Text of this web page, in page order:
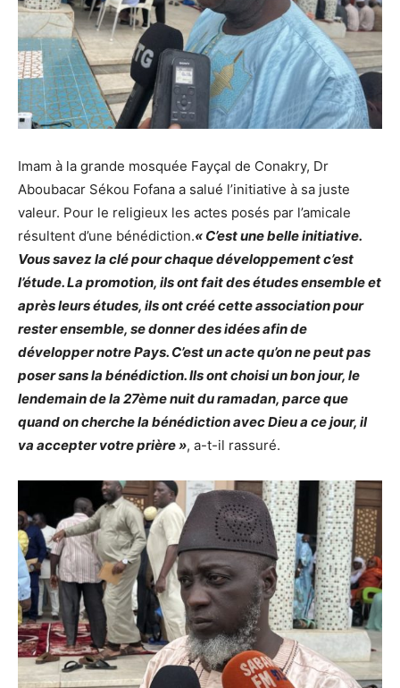
Imam à la grande mosquée Fayçal de Conakry, Dr
Aboubacar Sékou Fofana a salué l’initiative à sa juste
valeur. Pour le religieux les actes posés par l’amicale
résultent d’une bénédiction.« C’est une belle initiative.
Vous savez la clé pour chaque développement c’est
l’étude. La promotion, ils ont fait des études ensemble et
après leurs études, ils ont créé cette association pour
rester ensemble, se donner des idées afin de
développer notre Pays. C’est un acte qu’on ne peut pas
poser sans la bénédiction. Ils ont choisi un bon jour, le
lendemain de la 27ème nuit du ramadan, parce que
quand on cherche la bénédiction avec Dieu a ce jour, il
va accepter votre prière », a-t-il rassuré.